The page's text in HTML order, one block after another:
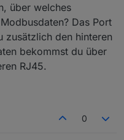
über welches
Das Port
zusätzlich den hinteren
bekommst du über
RJ45.
0